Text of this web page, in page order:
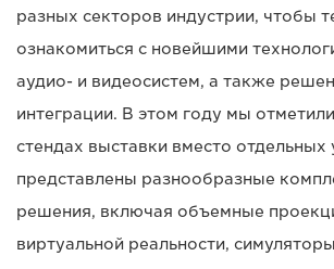
разных секторов индустрии, чтобы
ознакомиться с новейшими
аудио- и видеосистем, а также
интеграции. В этом году мы
стендах выставки вместо отдельных
представлены разнообразные
решения, включая объемные
виртуальной реальности,